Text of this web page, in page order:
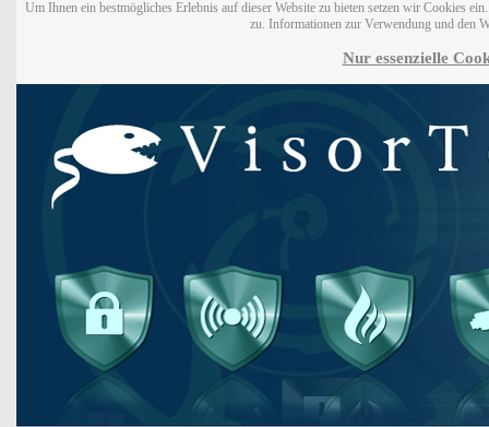
Um Ihnen ein bestmögliches Erlebnis auf dieser Website zu bieten setzen wir Cookies
zu. Informationen zur Verwendung und den
Nur essenzielle